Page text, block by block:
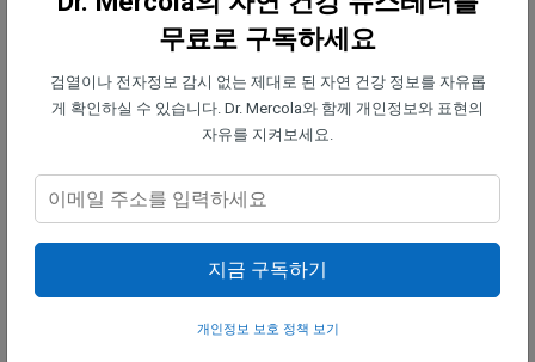
균형 잡힌 식단이 칼륨 수치를 향상시키는
최선의 선택인 이유
식품에는 하나 이상의 영양소가 다양한 형태로 포함
되어 있기 때문에 보충제 대신 식품에서 영양분을 섭
취하는 것이 좋습니다.
예를 들어, 과일과 채소에서 발견되는 칼륨은 구연산
무료로 구독하세요
검열이나 전자정보 감시 없는 제대로 된 자연 건강 정보를 자유롭
게 확인하실 수 있습니다. Dr. Mercola와 함께 개인정보와 표현의
자유를 지켜보세요.
지금 구독하기
개인정보 보호 정책 보기